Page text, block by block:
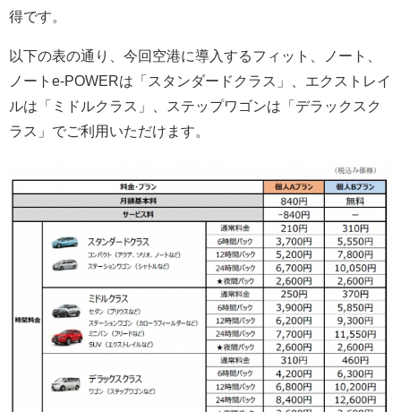
得です。
以下の表の通り、今回空港に導入するフィット、ノート、
ノートe-POWERは「スタンダードクラス」、エクストレイ
ルは「ミドルクラス」、ステップワゴンは「デラックスク
ラス」でご利用いただけます。